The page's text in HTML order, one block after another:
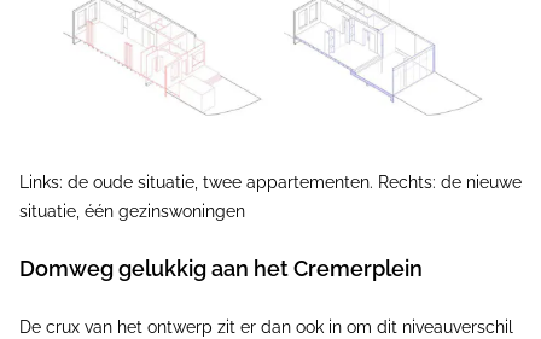
Links: de oude situatie, twee appartementen. Rechts: de nieuwe
situatie, één gezinswoningen
Domweg gelukkig aan het Cremerplein
De crux van het ontwerp zit er dan ook in om dit niveauverschil